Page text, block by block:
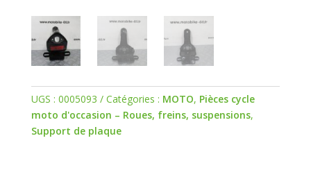
UGS : 0005093 Catégories : MOTO, Pièces cycle
moto d'occasion – Roues, freins, suspensions,
Support de plaque